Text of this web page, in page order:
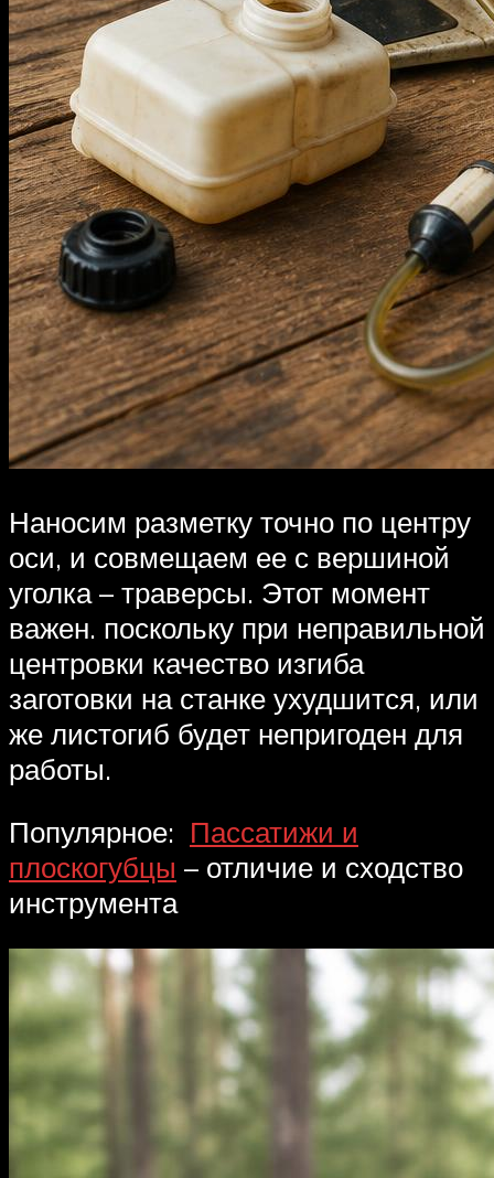
Наносим разметку точно по центру
оси, и совмещаем ее с вершиной
уголка – траверсы. Этот момент
важен. поскольку при неправильной
центровки качество изгиба
заготовки на станке ухудшится, или
же листогиб будет непригоден для
работы.
Популярное: Пассатижи и
плоскогубцы – отличие и сходство
инструмента